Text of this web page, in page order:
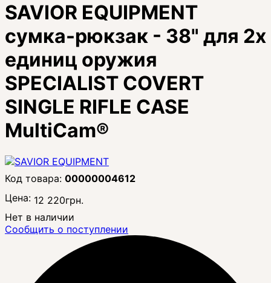
SAVIOR EQUIPMENT
сумка-рюкзак - 38" для 2х
единиц оружия
SPECIALIST COVERT
SINGLE RIFLE CASE
MultiCam®
00000004612
Цена: 12 220грн.
Нет в наличии
Сообщить о поступлении